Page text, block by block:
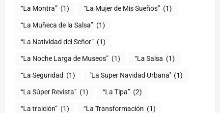
“La Montra” (1) “La Mujer de Mis Sueños” (1)
“La Muñeca de la Salsa” (1)
“La Natividad del Señor” (1)
“La Noche Larga de Museos” (1) “La Salsa (1)
“La Seguridad (1) "La Super Navidad Urbana'' (1)
“La Súper Revista” (1) “La Tipa” (2)
“La traición” (1) “La Transformación (1)